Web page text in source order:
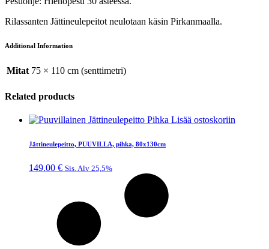
Rilassanten Jättineulepeitot neulotaan käsin Pirkanmaalla.
Additional Information
Mitat 75 × 110 cm (senttimetri)
Related products
Lisää ostoskoriin
Jättineulepeitto, PUUVILLA, pihka, 80x130cm
149.00 € Sis. Alv 25,5%